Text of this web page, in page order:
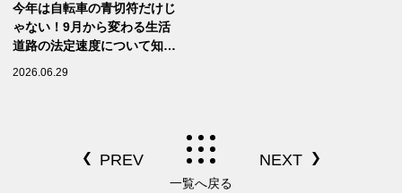
今年は自転車の青切符だけじ
ゃない！9月から変わる生活
道路の法定速度について知ろ
2026.06.29
一覧へ戻る